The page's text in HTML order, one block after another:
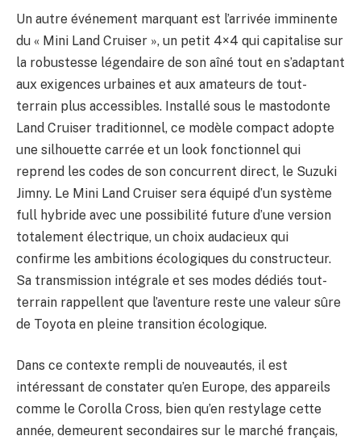
Un autre événement marquant est l’arrivée imminente
du « Mini Land Cruiser », un petit 4×4 qui capitalise sur
la robustesse légendaire de son aîné tout en s’adaptant
aux exigences urbaines et aux amateurs de tout-
terrain plus accessibles. Installé sous le mastodonte
Land Cruiser traditionnel, ce modèle compact adopte
une silhouette carrée et un look fonctionnel qui
reprend les codes de son concurrent direct, le Suzuki
Jimny. Le Mini Land Cruiser sera équipé d’un système
full hybride avec une possibilité future d’une version
totalement électrique, un choix audacieux qui
confirme les ambitions écologiques du constructeur.
Sa transmission intégrale et ses modes dédiés tout-
terrain rappellent que l’aventure reste une valeur sûre
de Toyota en pleine transition écologique.
Dans ce contexte rempli de nouveautés, il est
intéressant de constater qu’en Europe, des appareils
comme le Corolla Cross, bien qu’en restylage cette
année, demeurent secondaires sur le marché français,